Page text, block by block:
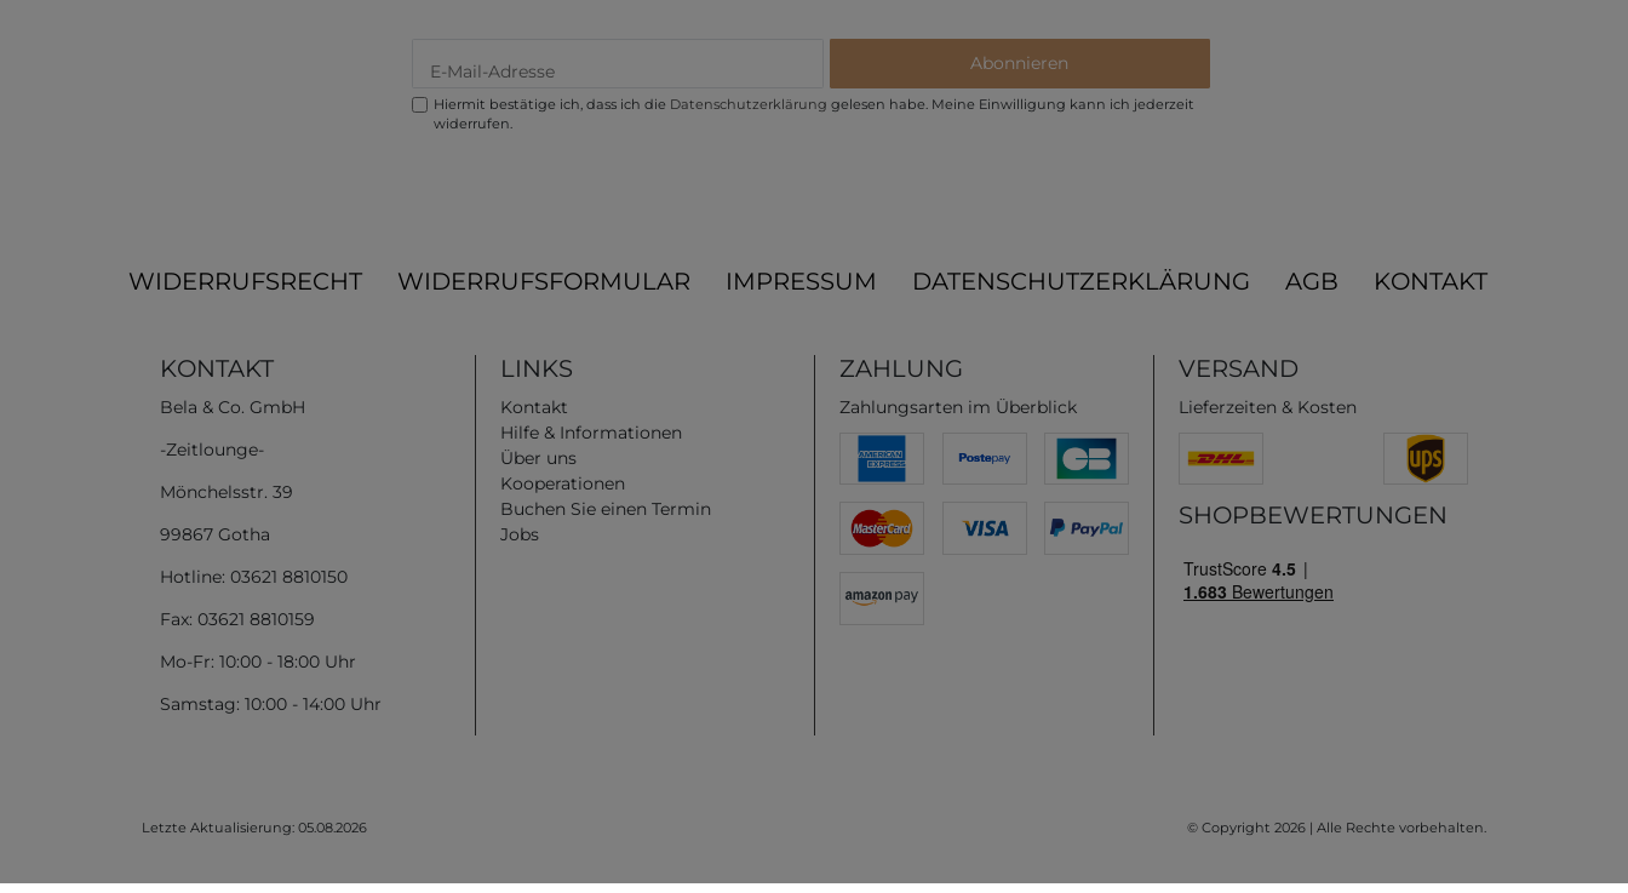
Abonnieren
Hiermit bestätige ich, dass ich die Daten­schutz­erklärung gelesen habe. Meine Einwilligung kann ich jederzeit
widerrufen.
WIDERRUFSRECHT WIDERRUFSFORMULAR IMPRESSUM DATENSCHUTZERKLÄRUNG AGB KONTAKT
KONTAKT
Bela & Co. GmbH
-Zeitlounge-
Mönchelsstr. 39
99867 Gotha
Hotline: 03621 8810150
Fax: 03621 8810159
Mo-Fr: 10:00 - 18:00 Uhr
Samstag: 10:00 - 14:00 Uhr
LINKS
Kontakt
Hilfe & Informationen
Über uns
Kooperationen
Buchen Sie einen Termin
Jobs
ZAHLUNG
Zahlungsarten im Überblick
VERSAND
Lieferzeiten & Kosten
SHOPBEWERTUNGEN
Letzte Aktualisierung: 05.08.2026 © Copyright 2026 | Alle Rechte vorbehalten.